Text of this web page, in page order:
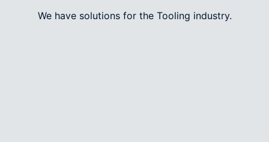
We have solutions for the Tooling industry.